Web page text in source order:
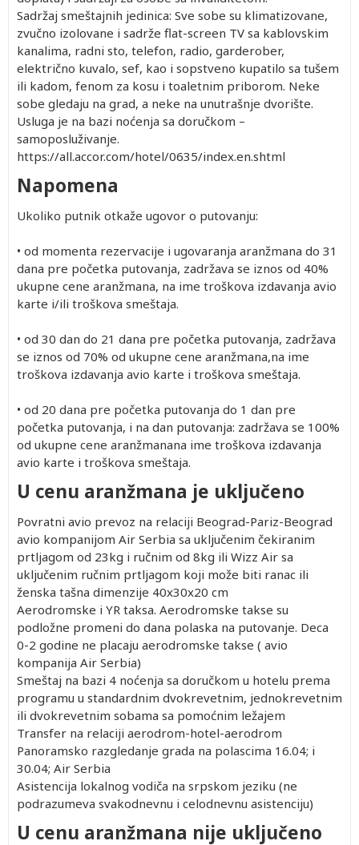
Sadržaj smeštajnih jedinica: Sve sobe su klimatizovane,
zvučno izolovane i sadrže flat-screen TV sa kablovskim
kanalima, radni sto, telefon, radio, garderober,
električno kuvalo, sef, kao i sopstveno kupatilo sa tušem
ili kadom, fenom za kosu i toaletnim priborom. Neke
sobe gledaju na grad, a neke na unutrašnje dvorište.
Usluga je na bazi noćenja sa doručkom –
samoposluživanje.
https://all.accor.com/hotel/0635/index.en.shtml
Napomena
Ukoliko putnik otkaže ugovor o putovanju:
• od momenta rezervacije i ugovaranja aranžmana do 31
dana pre početka putovanja, zadržava se iznos od 40%
ukupne cene aranžmana, na ime troškova izdavanja avio
karte i/ili troškova smeštaja.
• od 30 dan do 21 dana pre početka putovanja, zadržava
se iznos od 70% od ukupne cene aranžmana,na ime
troškova izdavanja avio karte i troškova smeštaja.
• od 20 dana pre početka putovanja do 1 dan pre
početka putovanja, i na dan putovanja: zadržava se 100%
od ukupne cene aranžmanana ime troškova izdavanja
avio karte i troškova smeštaja.
U cenu aranžmana je uključeno
Povratni avio prevoz na relaciji Beograd-Pariz-Beograd
avio kompanijom Air Serbia sa uključenim čekiranim
prtljagom od 23kg i ručnim od 8kg ili Wizz Air sa
uključenim ručnim prtljagom koji može biti ranac ili
ženska tašna dimenzije 40x30x20 cm
Aerodromske i YR taksa. Aerodromske takse su
podložne promeni do dana polaska na putovanje. Deca
0-2 godine ne placaju aerodromske takse ( avio
kompanija Air Serbia)
Smeštaj na bazi 4 noćenja sa doručkom u hotelu prema
programu u standardnim dvokrevetnim, jednokrevetnim
ili dvokrevetnim sobama sa pomoćnim ležajem
Transfer na relaciji aerodrom-hotel-aerodrom
Panoramsko razgledanje grada na polascima 16.04; i
30.04; Air Serbia
Asistencija lokalnog vodiča na srpskom jeziku (ne
podrazumeva svakodnevnu i celodnevnu asistenciju)
U cenu aranžmana nije uključeno